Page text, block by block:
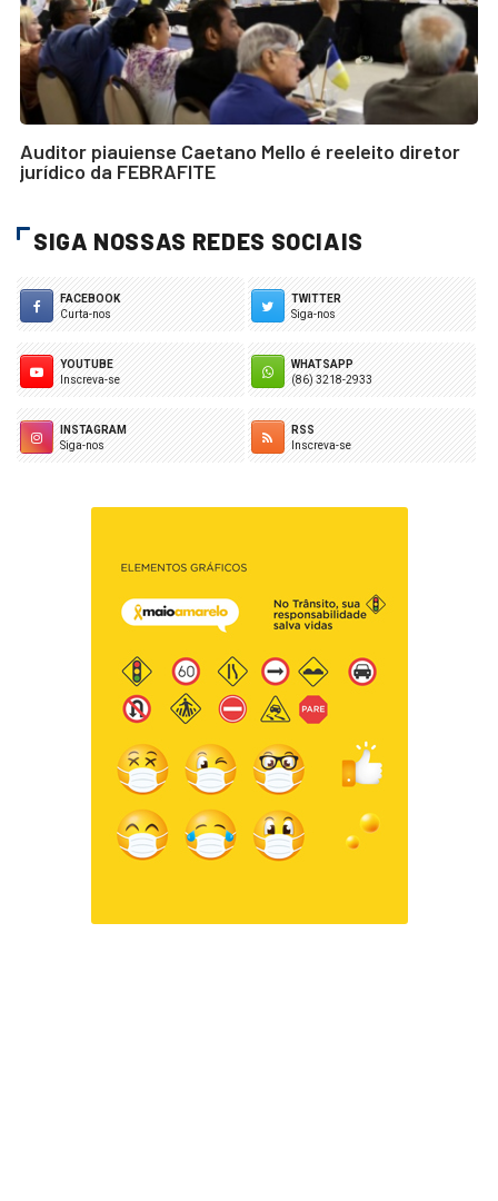
Auditor piauiense Caetano Mello é reeleito diretor
jurídico da FEBRAFITE
SIGA NOSSAS REDES SOCIAIS
FACEBOOK
Curta-nos
TWITTER
Siga-nos
YOUTUBE
Inscreva-se
WHATSAPP
(86) 3218-2933
INSTAGRAM
Siga-nos
RSS
Inscreva-se